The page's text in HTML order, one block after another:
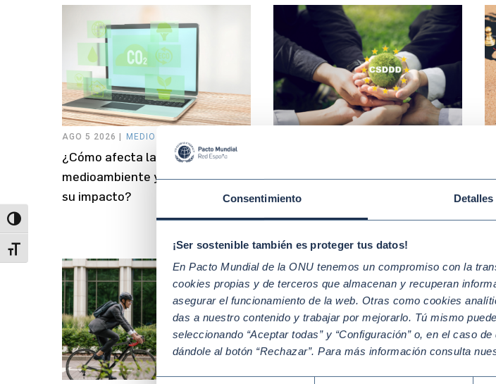
Consentimiento Detalles
¡Ser sostenible también es proteger tus datos!
En Pacto Mundial de la ONU tenemos un compromiso con la
cookies propias y de terceros que almacenan y recuperan
asegurar el funcionamiento de la web. Otras como cookies
das a nuestro contenido y trabajar por mejorarlo. Tú mismo
seleccionando “Aceptar todas” y “Configuración” o, en el caso
dándole al botón “Rechazar”. Para más información consulta
Alternar alto contraste
Alternar tamaño de letra
AGO 5 2026 | MEDIO AMBIENTE Y CLIMA
¿Cómo afecta la IA al
medioambiente y cómo reducir
su impacto?
¿Qué es la diligencia debida en
sostenibilidad empresarial y
cómo aplicarla?